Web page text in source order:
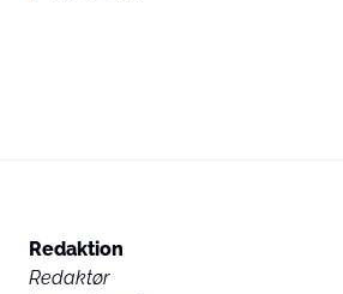
Redaktion
Redaktør